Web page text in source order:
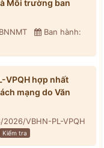
Môi trường ban
Ban hành:
VPQH hợp nhất
mạng do Văn
2026/VBHN-PL-VPQH
Kiểm tra